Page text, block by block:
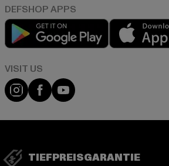
Play market
Visit our Instagram page:
Visit our Facebook page:
Visit our YouTube
TIEFPREISGARANTIE